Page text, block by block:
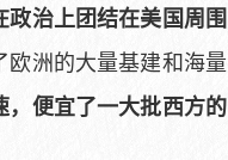
政治上团结在美国周围
欧洲的大量基建和海量
，便宜了一大批西方的